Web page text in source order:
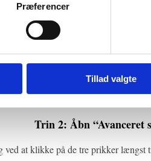
Præferencer
Tillad valgte
Trin 1: Klik på
på søgefeltet øverst. Det åbner nu
Trin 2: Åbn “Avanceret
ved at klikke på de tre prikker længst